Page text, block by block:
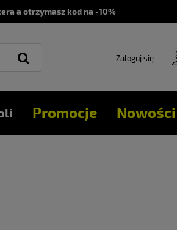
a otrzymasz kod na -10%
Zaloguj się
Promocje Nowości